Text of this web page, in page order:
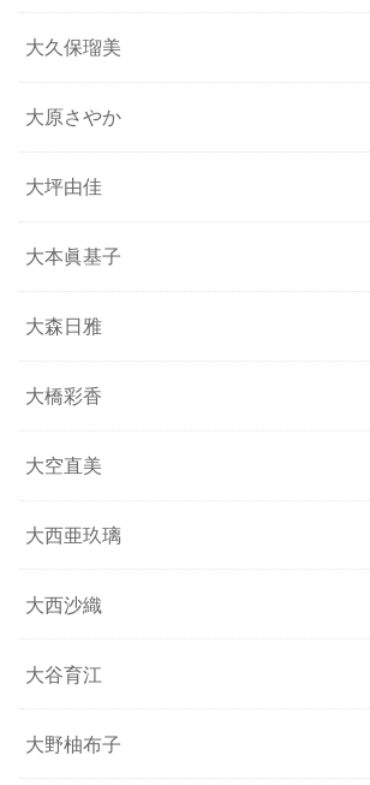
大久保瑠美
大原さやか
大坪由佳
大本眞基子
大森日雅
大橋彩香
大空直美
大西亜玖璃
大西沙織
大谷育江
大野柚布子